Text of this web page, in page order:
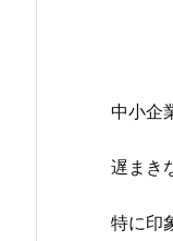
中小企
遅まき
特に印